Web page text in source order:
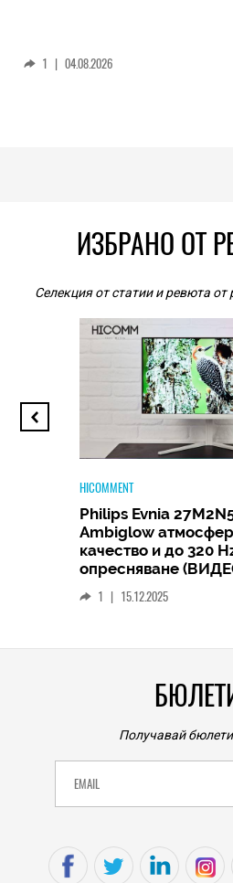
1 | 04.08.2026
ИЗБРАНО ОТ
Селекция от статии и ревюта от
HICOMMENT
Philips Evnia
Ambiglow
качество и до 320
опресняване
1 | 15.12.2025
Получавай